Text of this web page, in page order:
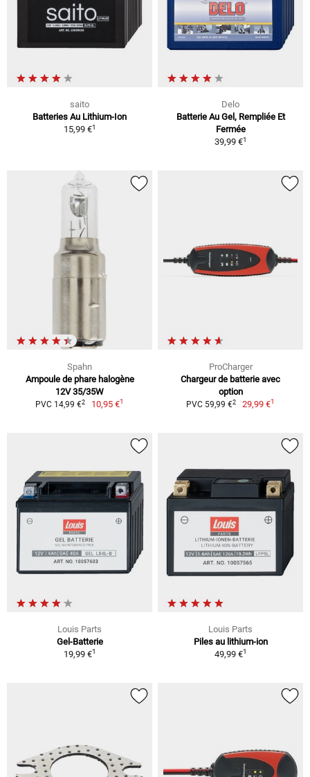
saito
Batteries Au Lithium-Ion
15,99 €1
Delo
Batterie Au Gel, Rempliée Et
Fermée
39,99 €1
Spahn
Ampoule de phare halogène
12V 35/35W
PVC 14,99 €2 10,95 €1
ProCharger
Chargeur de batterie avec
option
PVC 59,99 €2 29,99 €1
Louis Parts
Gel-Batterie
19,99 €1
Louis Parts
Piles au lithium-ion
49,99 €1